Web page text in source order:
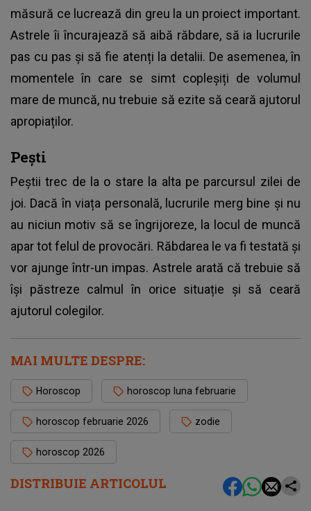
DISTRIBUIE ARTICOLUL
măsură ce lucrează din greu la un proiect important.
Astrele îi încurajează să aibă răbdare, să ia lucrurile
pas cu pas și să fie atenți la detalii. De asemenea, în
momentele în care se simt copleșiți de volumul
mare de muncă, nu trebuie să ezite să ceară ajutorul
apropiaților.
Pești
Peștii trec de la o stare la alta pe parcursul zilei de
joi. Dacă în viața personală, lucrurile merg bine și nu
au niciun motiv să se îngrijoreze, la locul de muncă
apar tot felul de provocări. Răbdarea le va fi testată și
vor ajunge într-un impas. Astrele arată că trebuie să
își păstreze calmul în orice situație și să ceară
ajutorul colegilor.
MAI MULTE DESPRE:
Horoscop horoscop luna februarie
horoscop februarie 2026 zodie
horoscop 2026